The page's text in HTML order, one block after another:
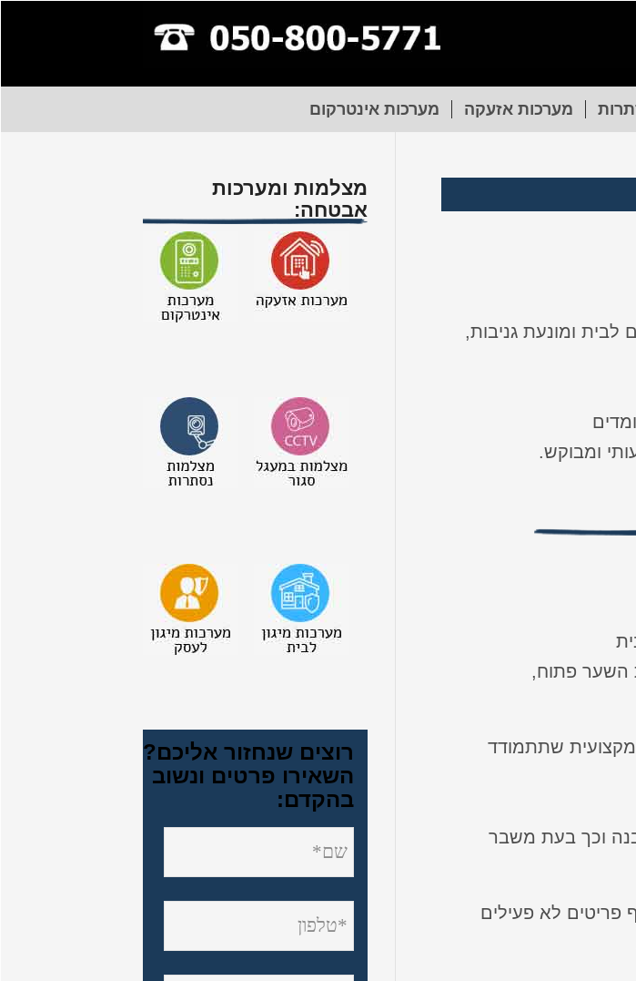
מערכות אזעקה מערכות אינטרקום
ומונעת גניבות,
ומבוקש.
השער פתוח,
שתתמודד
וכך בעת משבר
פריטים לא פעילים
מצלמות ומערכות
אבטחה:
רוצים שנחזור אליכם?
השאירו פרטים ונשוב
בהקדם: